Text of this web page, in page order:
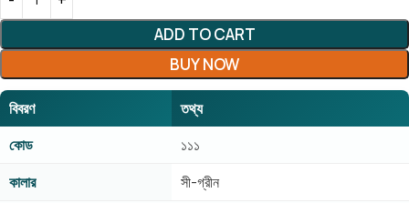
ADD TO CART
BUY NOW
বিবরণ
তথ্য
কোড
১১১
কালার
সী-গ্রীন